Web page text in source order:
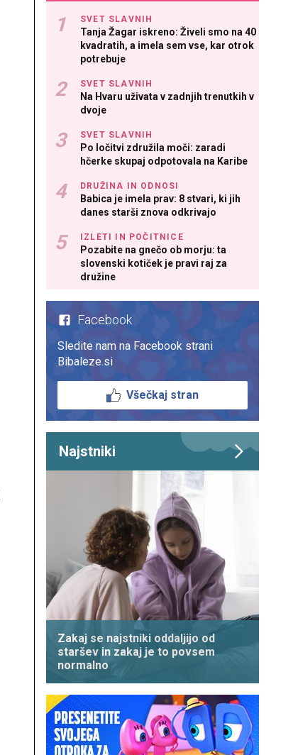
SVET SLAVNIH
Tanja Žagar iskreno: Živeli smo na 40
kvadratih, a imela sem vse, kar otrok
potrebuje
SVET SLAVNIH
Na Hvaru uživata v zadnjih trenutkih v
dvoje
SVET SLAVNIH
Po ločitvi združila moči: zaradi
hčerke skupaj odpotovala na Karibe
DRUŽINA IN ODNOSI
Babica je imela prav: 8 stvari, ki jih
danes starši znova odkrivajo
IZLETI IN POČITNICE
Pozabite na gnečo ob morju: ta
slovenski kotiček je pravi raj za
družine
Facebook
Sledite nam na Facebook strani
Bibaleze.si
Všečkaj stran
Najstniki
Zakaj se najstniki oddaljijo od
staršev in zakaj je to povsem
normalno